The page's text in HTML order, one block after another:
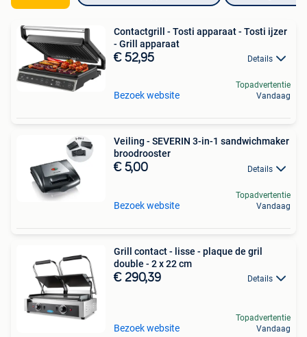
Contactgrill - Tosti apparaat - Tosti ijzer
- Grill apparaat
€ 52,95 Details
Bezoek website
Topadvertentie
Vandaag
Veiling - SEVERIN 3-in-1 sandwichmaker
broodrooster
€ 5,00 Details
Bezoek website
Topadvertentie
Vandaag
Grill contact - lisse - plaque de gril
double - 2 x 22 cm
€ 290,39 Details
Bezoek website
Topadvertentie
Vandaag